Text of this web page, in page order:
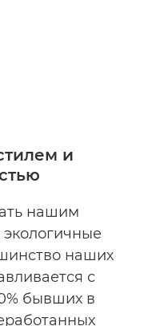
и
нашим
наших
с
бывших в